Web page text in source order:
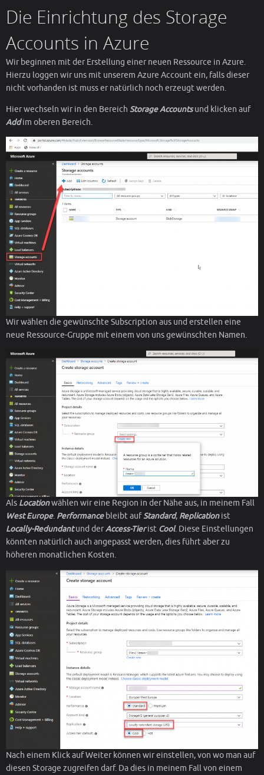
Die Einrichtung des Storage
Accounts in Azure
Wir beginnen mit der Erstellung einer neuen Ressource in Azure.
Hierzu loggen wir uns mit unserem Azure Account ein, falls dieser
nicht vorhanden ist muss er natürlich noch erzeugt werden.
Hier wechseln wir in den Bereich Storage Accountsund klicken auf
Addim oberen Bereich.
Wir wählen die gewünschte Subscription aus und erstellen eine
neue Ressource-Gruppe mit einem von uns gewünschten Namen.
Als Locationwählen wir eine Region in der Nähe aus, in meinem Fall
West Europe. Performancebleibt aufStandard, Replicationist
Locally-Redundantund derAccess-Tierist Cool. Diese Einstellungen
könnten natürlich auch angepasst werden, dies führt aber zu
höheren monatlichen Kosten.
Nach einem Klick auf Weiter können wir einstellen, von wo man auf
diesen Storage zugreifen darf. Da dies in meinem Fall von einem